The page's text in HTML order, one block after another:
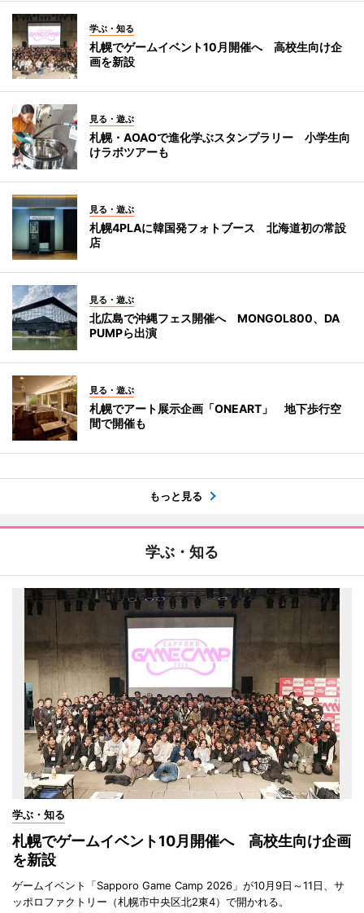
学ぶ・知る
札幌でゲームイベント10月開催へ 高校生向け企
画を新設
見る・遊ぶ
札幌・AOAOで進化学ぶスタンプラリー 小学生向
けラボツアーも
見る・遊ぶ
札幌4PLAに韓国発フォトブース 北海道初の常設
店
見る・遊ぶ
北広島で沖縄フェス開催へ MONGOL800、DA
PUMPら出演
見る・遊ぶ
札幌でアート展示企画「ONEART」 地下歩行空
間で開催も
もっと見る
学ぶ・知る
学ぶ・知る
札幌でゲームイベント10月開催へ 高校生向け企画
を新設
ゲームイベント「Sapporo Game Camp 2026」が10月9日～11日、サ
ッポロファクトリー（札幌市中央区北2東4）で開かれる。